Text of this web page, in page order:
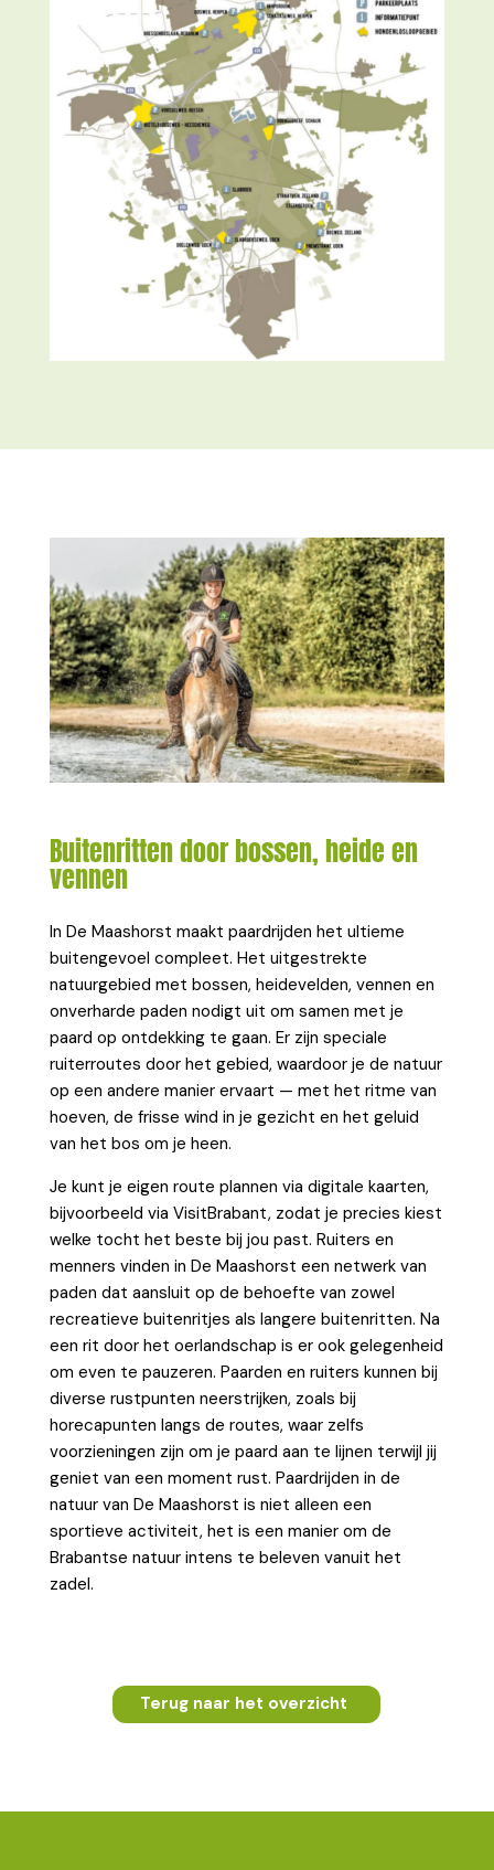
Buitenritten door bossen, heide en
vennen
In De Maashorst maakt paardrijden het ultieme
buitengevoel compleet. Het uitgestrekte
natuurgebied met bossen, heidevelden, vennen en
onverharde paden nodigt uit om samen met je
paard op ontdekking te gaan. Er zijn speciale
ruiterroutes door het gebied, waardoor je de natuur
op een andere manier ervaart — met het ritme van
hoeven, de frisse wind in je gezicht en het geluid
van het bos om je heen.
Je kunt je eigen route plannen via digitale kaarten,
bijvoorbeeld via VisitBrabant, zodat je precies kiest
welke tocht het beste bij jou past. Ruiters en
menners vinden in De Maashorst een netwerk van
paden dat aansluit op de behoefte van zowel
recreatieve buitenritjes als langere buitenritten. Na
een rit door het oerlandschap is er ook gelegenheid
om even te pauzeren. Paarden en ruiters kunnen bij
diverse rustpunten neerstrijken, zoals bij
horecapunten langs de routes, waar zelfs
voorzieningen zijn om je paard aan te lijnen terwijl jij
geniet van een moment rust. Paardrijden in de
natuur van De Maashorst is niet alleen een
sportieve activiteit, het is een manier om de
Brabantse natuur intens te beleven vanuit het
zadel.
Terug naar het overzicht